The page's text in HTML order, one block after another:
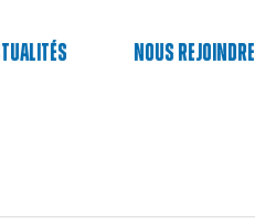
Nous rejoindre